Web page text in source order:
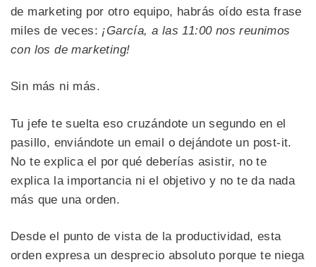
de marketing por otro equipo, habrás oído esta frase
miles de veces: ¡García, a las 11:00 nos reunimos
con los de marketing!
Sin más ni más.
Tu jefe te suelta eso cruzándote un segundo en el
pasillo, enviándote un email o dejándote un post-it.
No te explica el por qué deberías asistir, no te
explica la importancia ni el objetivo y no te da nada
más que una orden.
Desde el punto de vista de la productividad, esta
orden expresa un desprecio absoluto porque te niega